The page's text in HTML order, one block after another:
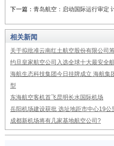
下一篇： 青岛航空：启动国际运行审定
相关新闻
关于拟批准云南红土航空股份有限公司
约旦皇家航空公司入选全球十大最安全
海航生态科技集团今日挂牌成立 海航集
型
东海航空客机首飞昆明长水国际机场
岳阳机场建设获批 选址地距市中心19公
成都新机场将有几家基地航空公司?